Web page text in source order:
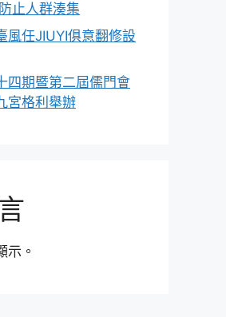
止人群湊集
風任JIUYI俱意翻修設
四期暨第二屆儒門會
宮格利舉辦
示。